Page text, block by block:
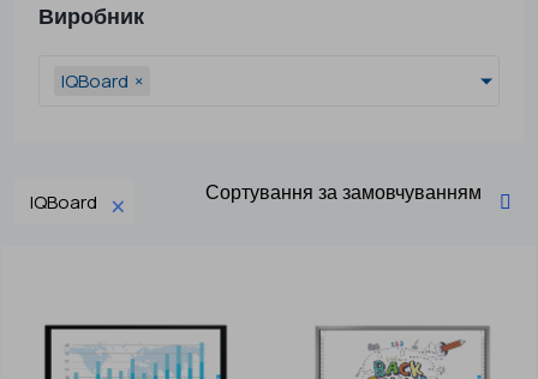
Виробник
IQBoard ×
IQBoard ×